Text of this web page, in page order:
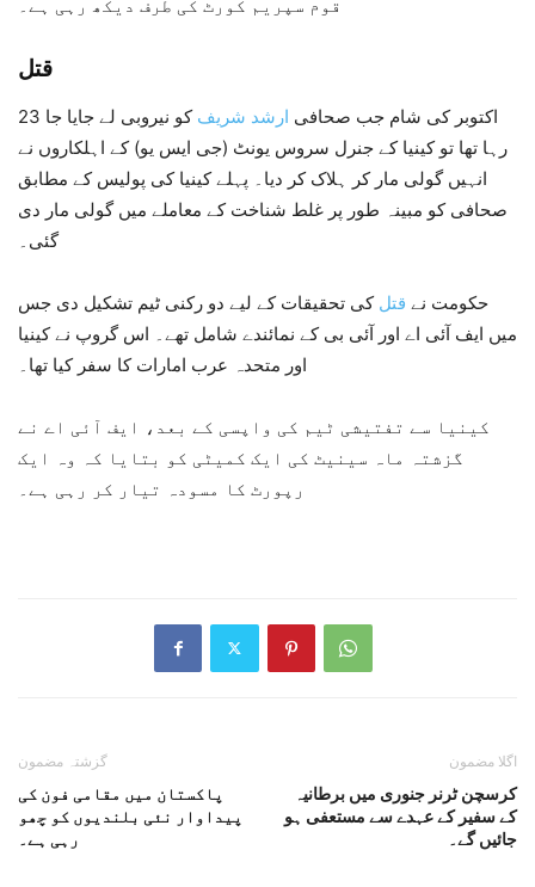
قوم سپریم کورٹ کی طرف دیکھ رہی ہے۔
قتل
23 اکتوبر کی شام جب صحافی ارشد شریف کو نیروبی لے جایا جا
رہا تھا تو کینیا کے جنرل سروس یونٹ (جی ایس یو) کے اہلکاروں نے
انہیں گولی مار کر ہلاک کر دیا۔ پہلے کینیا کی پولیس کے مطابق
صحافی کو مبینہ طور پر غلط شناخت کے معاملے میں گولی مار دی
گئی۔
حکومت نے قتل کی تحقیقات کے لیے دو رکنی ٹیم تشکیل دی جس
میں ایف آئی اے اور آئی بی کے نمائندے شامل تھے۔ اس گروپ نے کینیا
اور متحدہ عرب امارات کا سفر کیا تھا۔
کینیا سے تفتیشی ٹیم کی واپسی کے بعد، ایف آئی اے نے
گزشتہ ماہ سینیٹ کی ایک کمیٹی کو بتایا کہ وہ ایک
رپورٹ کا مسودہ تیار کر رہی ہے۔
گزشتہ مضمون
پاکستان میں مقامی فون کی
پیداوار نئی بلندیوں کو چھو
رہی ہے۔
اگلا مضمون
کرسچن ٹرنر جنوری میں برطانیہ
کے سفیر کے عہدے سے مستعفی ہو
جائیں گے۔